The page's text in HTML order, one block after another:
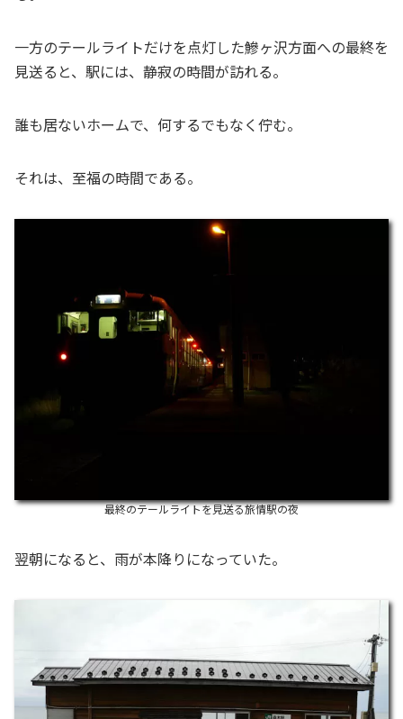
一方のテールライトだけを点灯した鰺ヶ沢方面への最終を
見送ると、駅には、静寂の時間が訪れる。
誰も居ないホームで、何するでもなく佇む。
それは、至福の時間である。
最終のテールライトを見送る旅情駅の夜
翌朝になると、雨が本降りになっていた。